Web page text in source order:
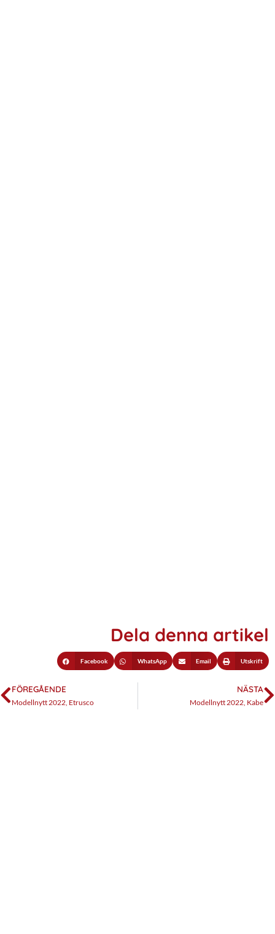
Dela denna artikel
Facebook WhatsApp Email Utskrift
FÖREGÅENDE
Modellnytt 2022, Etrusco
NÄSTA
Modellnytt 2022, Kabe